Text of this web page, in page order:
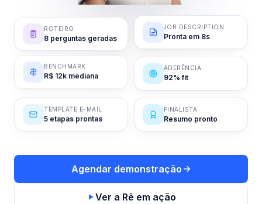
ROTEIRO
8 perguntas geradas
JOB DESCRIPTION
Pronta em 8s
BENCHMARK
R$ 12k mediana
ADERÊNCIA
92% fit
TEMPLATE E-MAIL
5 etapas prontas
FINALISTA
Resumo pronto
Agendar demonstração
Ver a Rê em ação